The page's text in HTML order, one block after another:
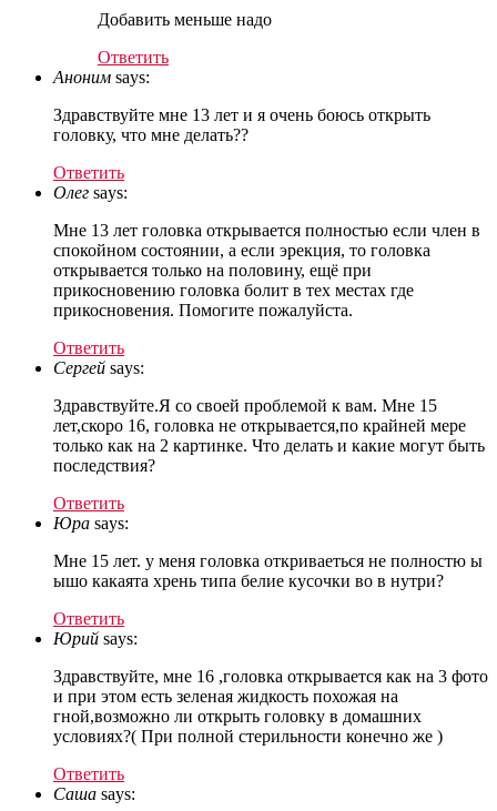
Добавить меньше надо
Ответить
Аноним says:
Здравствуйте мне 13 лет и я очень боюсь открыть
головку, что мне делать??
Ответить
Олег says:
Мне 13 лет головка открывается полностью если член в
спокойном состоянии, а если эрекция, то головка
открывается только на половину, ещё при
прикосновению головка болит в тех местах где
прикосновения. Помогите пожалуйста.
Ответить
Сергей says:
Здравствуйте.Я со своей проблемой к вам. Мне 15
лет,скоро 16, головка не открывается,по крайней мере
только как на 2 картинке. Что делать и какие могут быть
последствия?
Ответить
Юра says:
Мне 15 лет. у меня головка откриваеться не полностю ы
ышо какаята хрень типа белие кусочки во в нутри?
Ответить
Юрий says:
Здравствуйте, мне 16 ,головка открывается как на 3 фото
и при этом есть зеленая жидкость похожая на
гной,возможно ли открыть головку в домашних
условиях?( При полной стерильности конечно же )
Ответить
Саша says: